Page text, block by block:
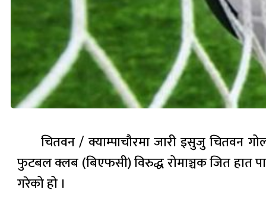
चितवन / क्याम्पाचौरमा जारी इसुजु चितवन
फुटबल क्लब (बिएफसी) विरुद्ध रोमाञ्चक जित हात
गरेको हो ।